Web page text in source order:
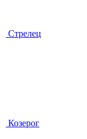
Стрелец
Козерог